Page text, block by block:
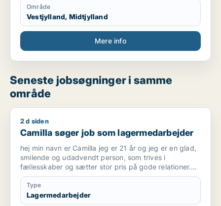
Område
Vestjylland, Midtjylland
Mere info
Seneste jobsøgninger i samme
område
Camilla søger job som lagermedarbejder
2 d siden
Camilla søger job som lagermedarbejder
hej min navn er Camilla jeg er 21 år og jeg er en glad,
smilende og udadvendt person, som trives i
fællesskaber og sætter stor pris på gode relationer.
Jeg er en stærk holdspiller, der tager ansvar, arbejder
selvstændigt og altid er klar til at hjælpe, hvor der er
behov. Jeg er omsorgsfuld, initiativrig og møder både
kolleger, kunder og børn med et smil.
Type
Lagermedarbejder